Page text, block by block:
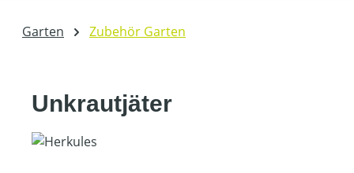
Garten Zubehör Garten
Unkrautjäter